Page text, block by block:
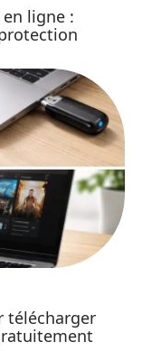
ligne :
télécharger